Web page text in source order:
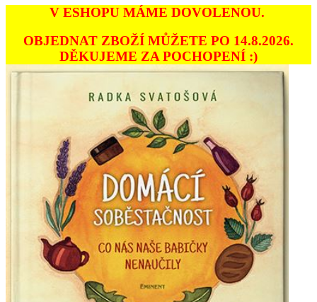
V ESHOPU MÁME DOVOLENOU.
OBJEDNAT ZBOŽÍ MŮŽETE PO 14.8.2026.
DĚKUJEME ZA POCHOPENÍ :)